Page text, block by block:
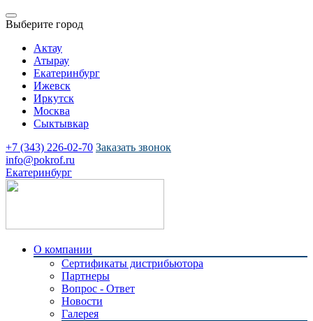
Выберите город
Актау
Атырау
Екатеринбург
Ижевск
Иркутск
Москва
Сыктывкар
+7 (343) 226-02-70 Заказать звонок
info@pokrof.ru
Екатеринбург
О компании
Сертификаты дистрибьютора
Партнеры
Вопрос - Ответ
Новости
Галерея